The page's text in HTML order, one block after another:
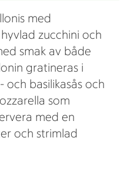
med
zucchini och
smak av både
gratineras i
basilikasås och
som
med en
och strimlad